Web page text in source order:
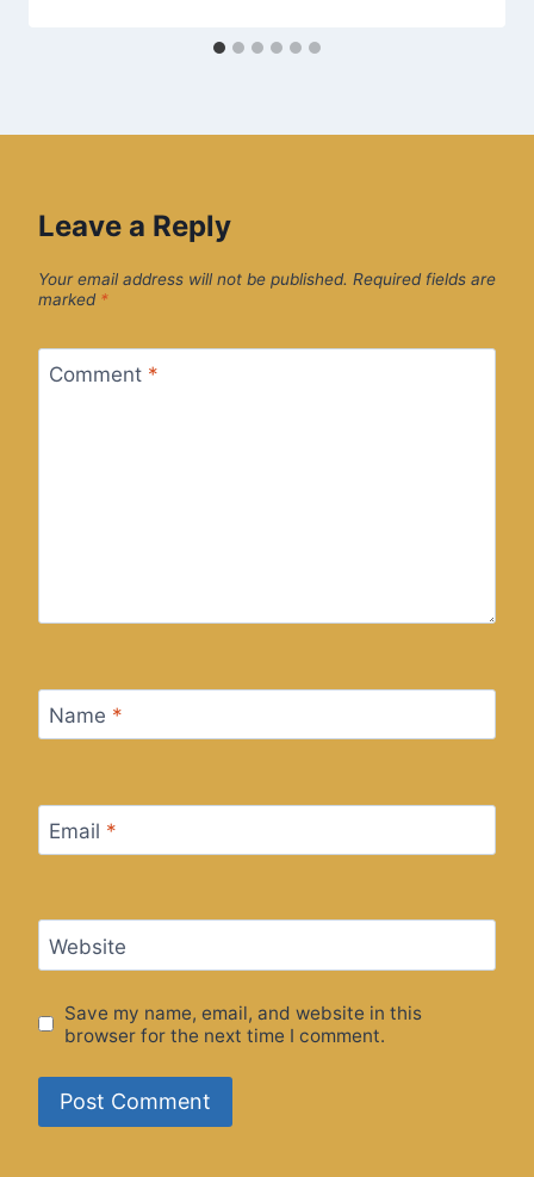
Leave a Reply
Your email address will not be published. Required fields are
marked *
Comment *
Name *
Email *
Website
Save my name, email, and website in this
browser for the next time I comment.